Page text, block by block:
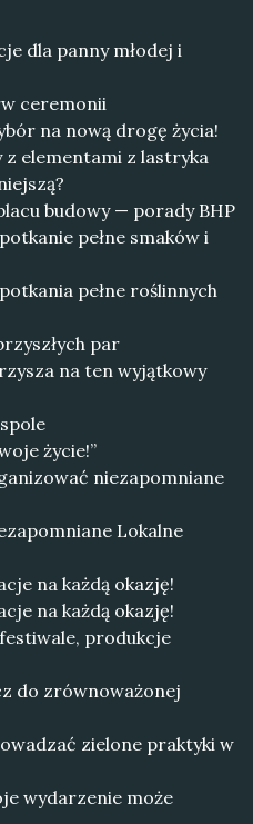
dla panny młodej i
ceremonii
na nową drogę życia!
z elementami z lastryka
budowy — porady BHP
pełne smaków i
pełne roślinnych
par
na ten wyjątkowy
życie!”
niezapomniane
Lokalne
na każdą okazję!
na każdą okazję!
produkcje
do zrównoważonej
zielone praktyki w
wydarzenie może